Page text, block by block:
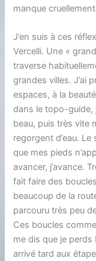
manque
J’en suis à ces
Vercelli. Une «
traverse
grandes villes. J’ai
espaces, à la
dans le topo-guide,
beau, puis très vite
regorgent d’eau.
que mes pieds
avancer, j’avance.
fait faire des
beaucoup de la
parcouru très peu
Ces boucles
me dis que je
arrivé tard aux